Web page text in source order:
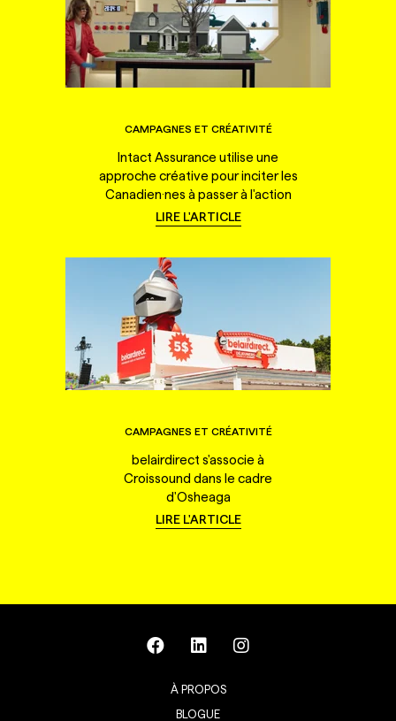
CAMPAGNES ET CRÉATIVITÉ
Intact Assurance utilise une
approche créative pour inciter les
Canadien·nes à passer à l'action
LIRE L'ARTICLE
CAMPAGNES ET CRÉATIVITÉ
belairdirect s'associe à
Croissound dans le cadre
d'Osheaga
LIRE L'ARTICLE
À PROPOS
BLOGUE